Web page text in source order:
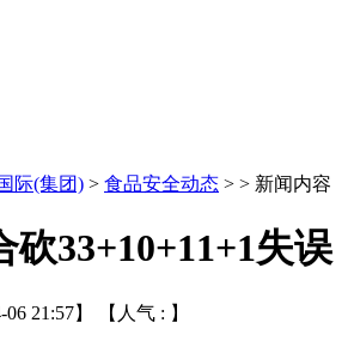
际(集团) > 食品安全动态 > > 新闻内容
砍33+10+11+1失误
06 21:57】 【人气 : 】